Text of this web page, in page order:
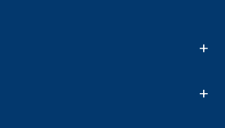
+
+